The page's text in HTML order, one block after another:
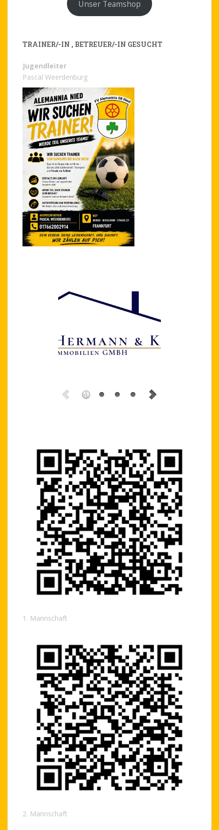
Unser Teamshop
TRAINER/-IN , BETREUER/-IN GESUCHT
Jugendleiter
Pascal Weerdenburg
1. Mannschaft
2. Mannschaft